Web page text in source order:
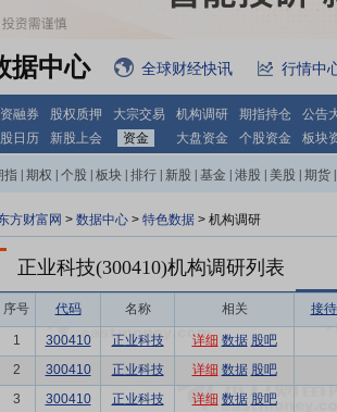
据中心 全球财经快讯 行情中
融券 股权质押 大宗交易 机构调研 期指持仓
公告
日历 新股上会 资金 大盘资金 个股资金 板块
指 期权 个股 板块 排行 新股 基金 港股 美股 期货
方财富网 > 数据中心 > 特色数据 > 机构调研
正业科技(300410)机构调研列表
序号 代码 名称 相关 接
1 300410 正业科技 详细 数据 股吧
2
300410 正业科技 详细 数据 股吧
3
300410 正业科技 详细 数据 股吧